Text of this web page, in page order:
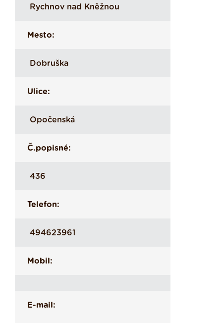
Rychnov nad Kněžnou
Mesto:
Dobruška
Ulice:
Opočenská
Č.popisné:
436
Telefon:
494623961
Mobil:
E-mail: